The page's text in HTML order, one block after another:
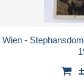
Wien -